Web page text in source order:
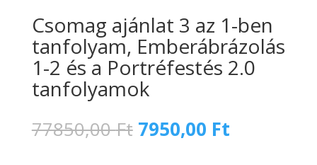
Csomag ajánlat 3 az 1-ben
tanfolyam, Emberábrázolás
1-2 és a Portréfestés 2.0
tanfolyamok
77850,00Ft Original
7950,00 FtCurrent